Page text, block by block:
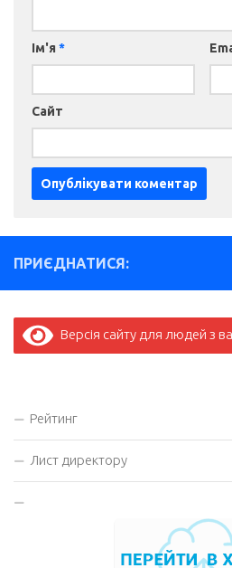
Ім'я *
Сайт
ПРИЄДНАТИСЯ:
Версія сайту для людей з
Рейтинг
Лист директору